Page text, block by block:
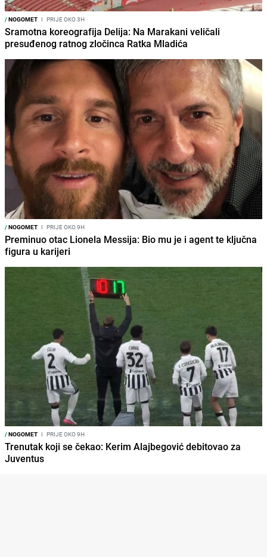
/NOGOMET I PRIJE OKO 3H
Sramotna koreografija Delija: Na Marakani veličali
presuđenog ratnog zločinca Ratka Mladića
/NOGOMET I PRIJE OKO 9H
Preminuo otac Lionela Messija: Bio mu je i agent te ključna
figura u karijeri
/NOGOMET I PRIJE OKO 9H
Trenutak koji se čekao: Kerim Alajbegović debitovao za
Juventus